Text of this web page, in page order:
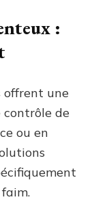
:
offrent une
de
ou en